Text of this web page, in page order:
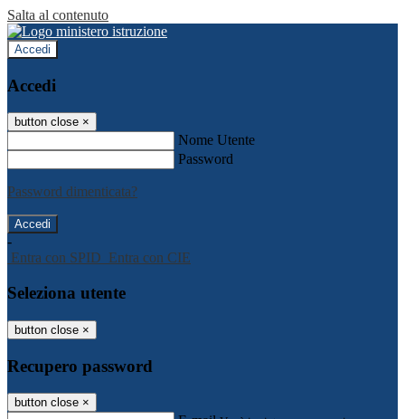
Salta al contenuto
Accedi
Accedi
button close ×
Nome Utente
Password
Password dimenticata?
-
Entra con SPID Entra con CIE
Seleziona utente
button close ×
Recupero password
button close ×